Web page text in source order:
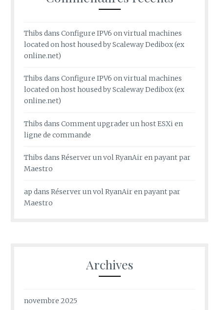
Thibs dansConfigure IPV6 on virtual machines
located on host housed by Scaleway Dedibox (ex
online.net)
Thibs dansConfigure IPV6 on virtual machines
located on host housed by Scaleway Dedibox (ex
online.net)
Thibs dansComment upgrader un host ESXi en
ligne de commande
Thibs dansRéserver un vol RyanAir en payant par
Maestro
ap dansRéserver un vol RyanAir en payant par
Maestro
Archives
novembre 2025